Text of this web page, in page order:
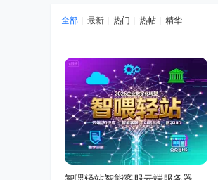
全部 最新 热门 热帖 精华